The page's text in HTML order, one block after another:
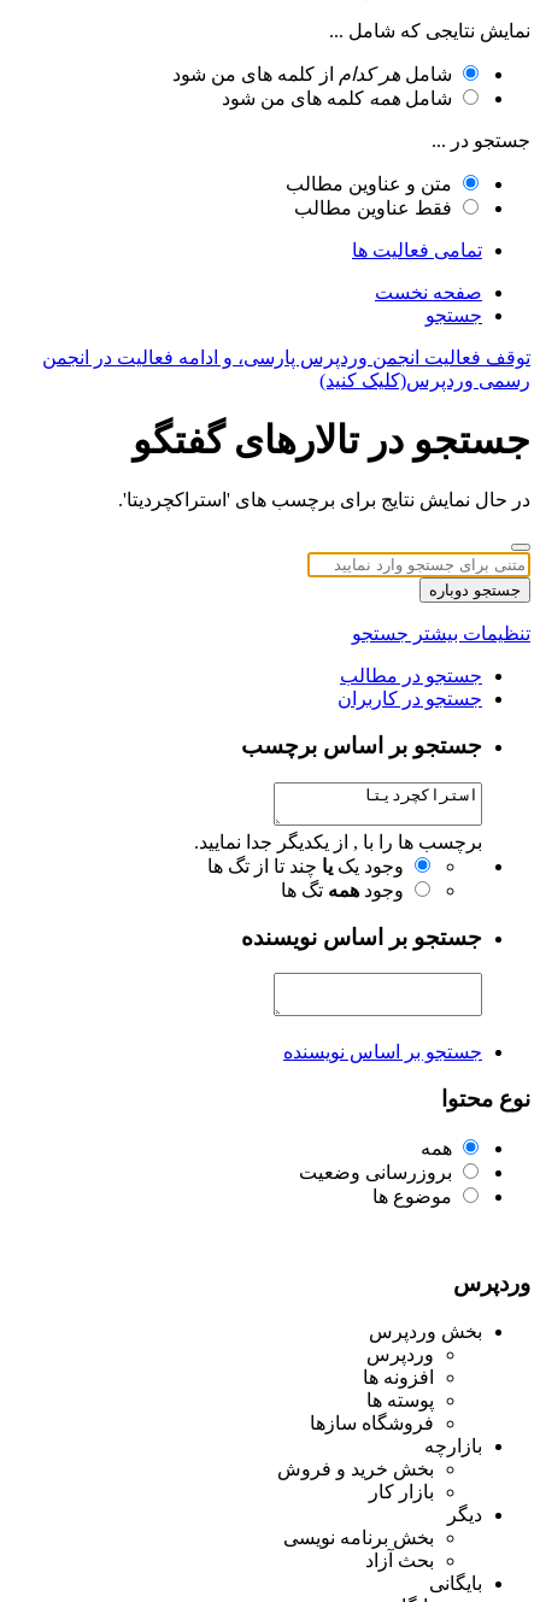
نمایش نتایجی که شامل ...
شامل هر کدام از کلمه های من شود
شامل همه کلمه های من شود
جستجو در ...
متن و عناوین مطالب
فقط عناوین مطالب
تمامی فعالیت ها
صفحه نخست
جستجو
توقف فعالیت انجمن وردپرس پارسی، و ادامه فعالیت در انجمن
رسمی وردپرس(کلیک کنید)
جستجو در تالارهای گفتگو
در حال نمایش نتایج برای برچسب های 'استراکچردیتا'.
جستجو دوباره
تنظیمات بیشتر جستجو
جستجو در مطالب
جستجو در کاربران
جستجو بر اساس برچسب
برچسب ها را با , از یکدیگر جدا نمایید.
وجود یک یا چند تا از تگ ها
وجود همه تگ ها
جستجو بر اساس نویسنده
جستجو بر اساس نویسنده
نوع محتوا
همه
بروزرسانی وضعیت
موضوع ها
وردپرس
بخش وردپرس
وردپرس
افزونه ها
پوسته ها
فروشگاه سازها
بازارچه
بخش خرید و فروش
بازار کار
دیگر
بخش برنامه نویسی
بحث آزاد
بایگانی